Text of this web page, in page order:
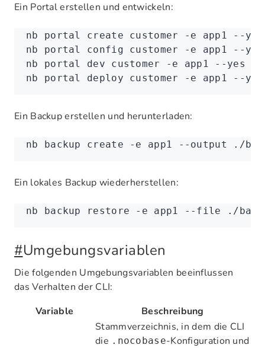
Ein Portal erstellen und entwickeln:
nb portal create customer -e app1 --yes
nb portal config customer -e app1 --yes
nb portal dev customer -e app1 --yes
nb portal deploy customer -e app1 --yes
Ein Backup erstellen und herunterladen:
nb backup create -e app1 --output ./
Ein lokales Backup wiederherstellen:
nb backup restore -e app1 --file ./
#Umgebungsvariablen
Die folgenden Umgebungsvariablen beeinflussen
das Verhalten der CLI:
Variable
Beschreibung
Stammverzeichnis, in dem die CLI
die .nocobase-Konfiguration und